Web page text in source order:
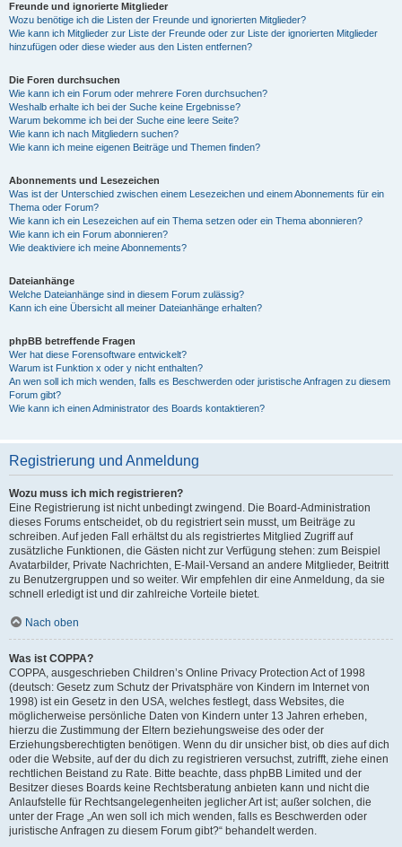
Freunde und ignorierte Mitglieder
Wozu benötige ich die Listen der Freunde und ignorierten Mitglieder?
Wie kann ich Mitglieder zur Liste der Freunde oder zur Liste der ignorierten Mitglieder
hinzufügen oder diese wieder aus den Listen entfernen?
Die Foren durchsuchen
Wie kann ich ein Forum oder mehrere Foren durchsuchen?
Weshalb erhalte ich bei der Suche keine Ergebnisse?
Warum bekomme ich bei der Suche eine leere Seite?
Wie kann ich nach Mitgliedern suchen?
Wie kann ich meine eigenen Beiträge und Themen finden?
Abonnements und Lesezeichen
Was ist der Unterschied zwischen einem Lesezeichen und einem Abonnements für ein
Thema oder Forum?
Wie kann ich ein Lesezeichen auf ein Thema setzen oder ein Thema abonnieren?
Wie kann ich ein Forum abonnieren?
Wie deaktiviere ich meine Abonnements?
Dateianhänge
Welche Dateianhänge sind in diesem Forum zulässig?
Kann ich eine Übersicht all meiner Dateianhänge erhalten?
phpBB betreffende Fragen
Wer hat diese Forensoftware entwickelt?
Warum ist Funktion x oder y nicht enthalten?
An wen soll ich mich wenden, falls es Beschwerden oder juristische Anfragen zu diesem
Forum gibt?
Wie kann ich einen Administrator des Boards kontaktieren?
Registrierung und Anmeldung
Wozu muss ich mich registrieren?
Eine Registrierung ist nicht unbedingt zwingend. Die Board-Administration
dieses Forums entscheidet, ob du registriert sein musst, um Beiträge zu
schreiben. Auf jeden Fall erhältst du als registriertes Mitglied Zugriff auf
zusätzliche Funktionen, die Gästen nicht zur Verfügung stehen: zum Beispiel
Avatarbilder, Private Nachrichten, E-Mail-Versand an andere Mitglieder, Beitritt
zu Benutzergruppen und so weiter. Wir empfehlen dir eine Anmeldung, da sie
schnell erledigt ist und dir zahlreiche Vorteile bietet.
Nach oben
Was ist COPPA?
COPPA, ausgeschrieben Children’s Online Privacy Protection Act of 1998
(deutsch: Gesetz zum Schutz der Privatsphäre von Kindern im Internet von
1998) ist ein Gesetz in den USA, welches festlegt, dass Websites, die
möglicherweise persönliche Daten von Kindern unter 13 Jahren erheben,
hierzu die Zustimmung der Eltern beziehungsweise des oder der
Erziehungsberechtigten benötigen. Wenn du dir unsicher bist, ob dies auf dich
oder die Website, auf der du dich zu registrieren versuchst, zutrifft, ziehe einen
rechtlichen Beistand zu Rate. Bitte beachte, dass phpBB Limited und der
Besitzer dieses Boards keine Rechtsberatung anbieten kann und nicht die
Anlaufstelle für Rechtsangelegenheiten jeglicher Art ist; außer solchen, die
unter der Frage „An wen soll ich mich wenden, falls es Beschwerden oder
juristische Anfragen zu diesem Forum gibt?“ behandelt werden.